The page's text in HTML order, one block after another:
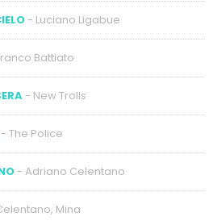
- Luciano Ligabue
Battiato
- New Trolls
The Police
- Adriano Celentano
Mina